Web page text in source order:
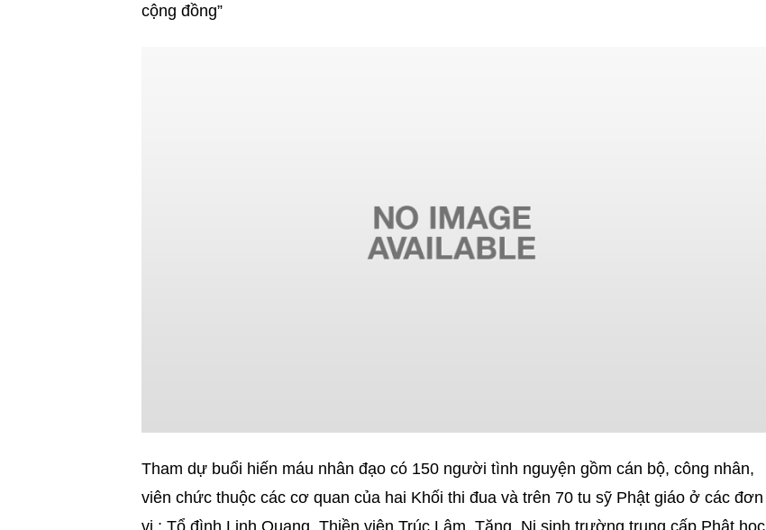
cộng đồng”
Tham dự buổi hiến máu nhân đạo có 150 người tình nguyện gồm cán bộ, công nhân,
viên chức thuộc các cơ quan của hai Khối thi đua và trên 70 tu sỹ Phật giáo ở các đơn